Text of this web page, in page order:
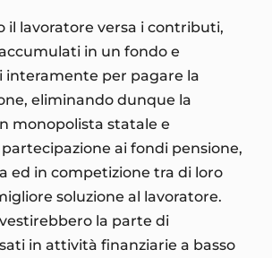
il lavoratore versa i contributi,
in un fondo e
interamente per pagare la
eliminando dunque la
monopolista statale e
ai fondi pensione,
ed in competizione tra di loro
soluzione al lavoratore.
la parte di
in attività finanziarie a basso